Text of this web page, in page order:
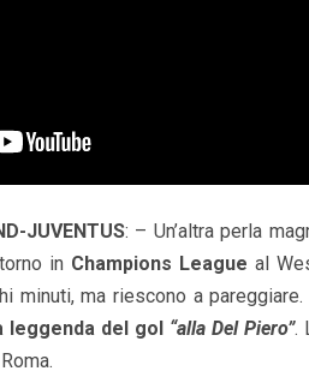
JUVENTUS: – Un’altra perla
in Champions League al
minuti, ma riescono a
leggenda del gol “alla Del Piero”.